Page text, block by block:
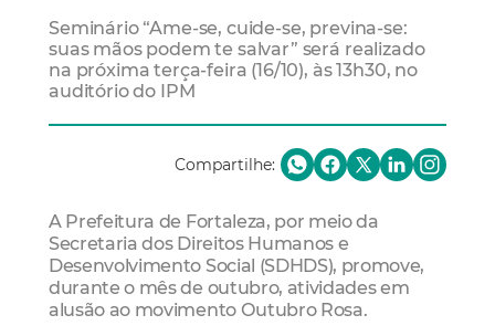
Seminário “Ame-se, cuide-se, previna-se:
suas mãos podem te salvar” será realizado
na próxima terça-feira (16/10), às 13h30, no
auditório do IPM
Compartilhe:
A Prefeitura de Fortaleza, por meio da
Secretaria dos Direitos Humanos e
Desenvolvimento Social (SDHDS), promove,
durante o mês de outubro, atividades em
alusão ao movimento Outubro Rosa.